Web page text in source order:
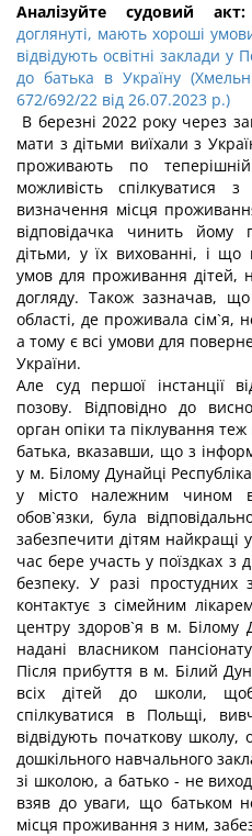
Аналізуйте судовий акт:
доглянуті, мають хороші
відвідують освітні заклади
до батька в Україну
672/692/22 від 26.07.2023 р.)
В березні 2022 року через
мати з дітьми виїхали з
проживають по
можливість
визначення місця
відповідачка чинить йому
дітьми, у їх вихованні, і
умов для проживання дітей,
догляду. Також зазначав,
області, де проживала сім`я,
а тому є всі умови для
України.
Але суд першої інстанції
позову. Відповідно до
орган опіки та піклування
батька, вказавши, що з
у м. Білому Дунайці
у місто належним чином
обов`язки, була
забезпечити дітям найкращі
час бере участь у поїздках з
безпеку. У разі простудних
контактує з сімейним
центру здоров`я в м.
надані власником
Після прибуття в м. Білий
всіх дітей до школи,
спілкуватися в Польщі,
відвідують початкову
дошкільного навчального
зі школою, а батько - не
взяв до уваги, що батьком
місця проживання з ним,